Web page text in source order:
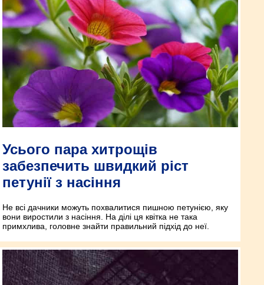
Усього пара хитрощів
забезпечить швидкий ріст
петунії з насіння
Не всі дачники можуть похвалитися пишною петунією, яку
вони виростили з насіння. На ділі ця квітка не така
примхлива, головне знайти правильний підхід до неї.